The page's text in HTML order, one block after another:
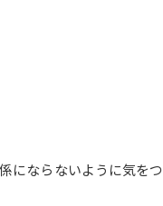
にならないように気をつ